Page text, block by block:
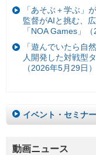
「あそぶ＋学ぶ」
監督がAIと挑む、
「NOA Games」
「遊んでいたら自
人開発した対戦型
（2026年5月29日）
イベント・セミナ
動画ニュース